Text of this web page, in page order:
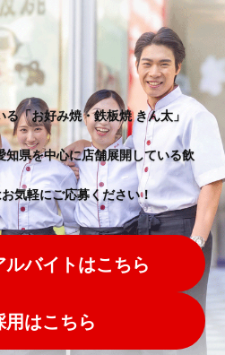
「お好み焼・鉄板焼 きん太」
県を中心に店舗展開している飲
気軽にご応募ください！
バイトはこちら
用はこちら